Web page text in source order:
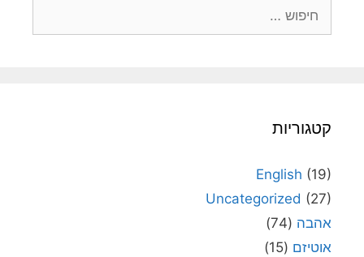
קטגוריות
English (19)
Uncategorized (27)
אהבה (74)
אוטיזם (15)